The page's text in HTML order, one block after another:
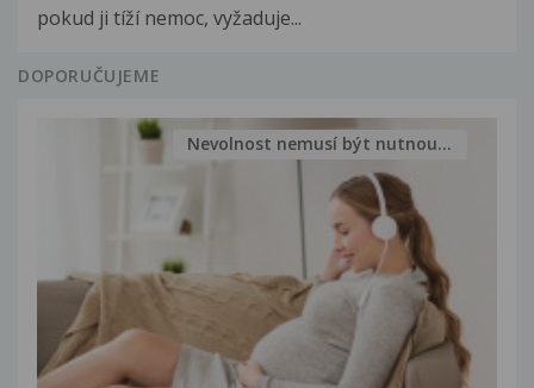
pokud ji tíží nemoc, vyžaduje...
DOPORUČUJEME
Nevolnost nemusí být nutnou...